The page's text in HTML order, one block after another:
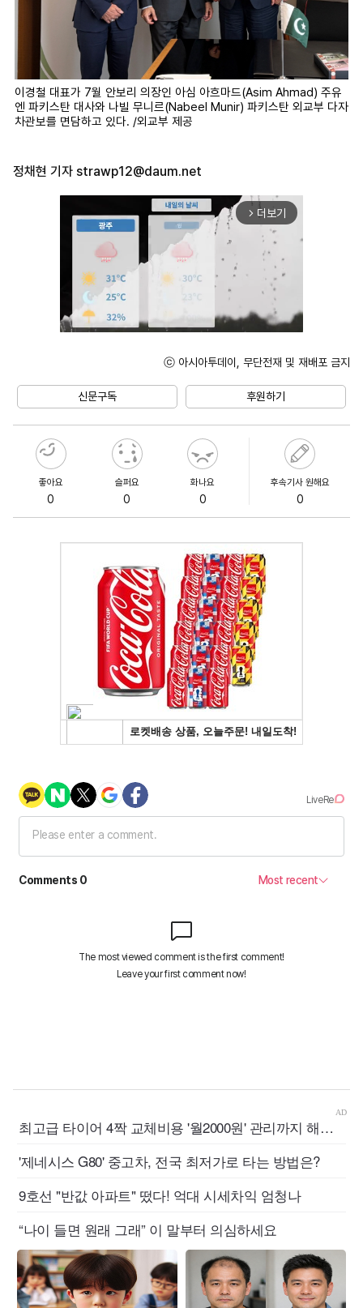
이경철 대표가 7월 안보리 의장인 아심 아흐마드(Asim Ahmad) 주유
엔 파키스탄 대사와 나빌 무니르(Nabeel Munir) 파키스탄 외교부 다자
차관보를 면담하고 있다. /외교부 제공
정채현 기자 strawp12@daum.net
arrow_forward_ios 더보기
ⓒ 아시아투데이, 무단전재 및 재배포 금지
신문구독 후원하기
좋아요
0
슬퍼요
0
화나요
0
후속기사 원해요
0